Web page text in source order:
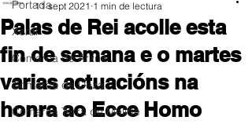
Portada
Xeral
Comarca de Arzúa
Comarca de Deza
Comarca Terra de Melide
Palas de Rei acolle esta
fin de semana e o martes
varias actuacións na
honra ao Ecce Homo
11 sept 2021 1 min de lectura